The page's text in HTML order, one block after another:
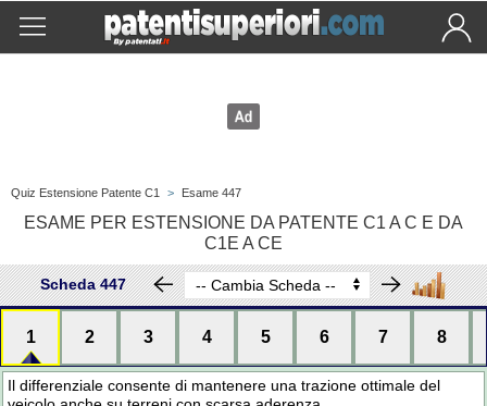
Quiz Estensione Patente C1 > Esame 447
ESAME PER ESTENSIONE DA PATENTE C1 A C E DA
C1E A CE
Scheda 447
1 2 3 4 5 6 7 8
Il differenziale consente di mantenere una trazione ottimale del